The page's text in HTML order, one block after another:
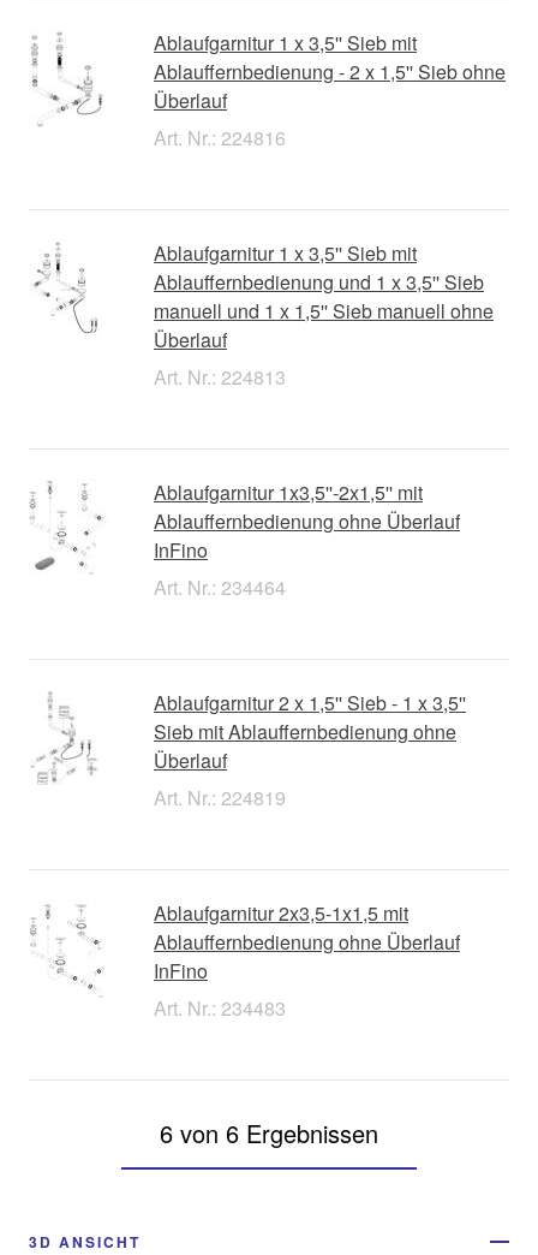
Ablaufgarnitur 1 x 3,5'' Sieb mit
Ablauffernbedienung - 2 x 1,5'' Sieb ohne
Überlauf
Art. Nr.: 224816
Ablaufgarnitur 1 x 3,5'' Sieb mit
Ablauffernbedienung und 1 x 3,5'' Sieb
manuell und 1 x 1,5'' Sieb manuell ohne
Überlauf
Art. Nr.: 224813
Ablaufgarnitur 1x3,5''-2x1,5'' mit
Ablauffernbedienung ohne Überlauf
InFino
Art. Nr.: 234464
Ablaufgarnitur 2 x 1,5'' Sieb - 1 x 3,5''
Sieb mit Ablauffernbedienung ohne
Überlauf
Art. Nr.: 224819
Ablaufgarnitur 2x3,5-1x1,5 mit
Ablauffernbedienung ohne Überlauf
InFino
Art. Nr.: 234483
6 von 6 Ergebnissen
3D ANSICHT